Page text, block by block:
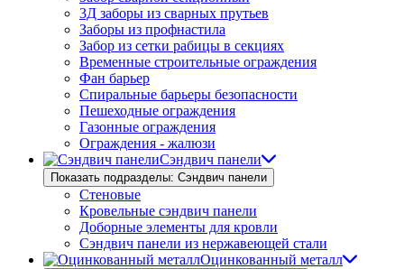
3Д заборы из сварных прутьев
Заборы из профнастила
Забор из сетки рабицы в секциях
Временные строительные ограждения
Фан барьер
Спиральные барьеры безопасности
Пешеходные ограждения
Газонные ограждения
Ограждения - жалюзи
Сэндвич панели
Показать подразделы: Сэндвич панели
Стеновые
Кровельные сэндвич панели
Доборные элементы для кровли
Сэндвич панели из нержавеющей стали
Оцинкованный металл